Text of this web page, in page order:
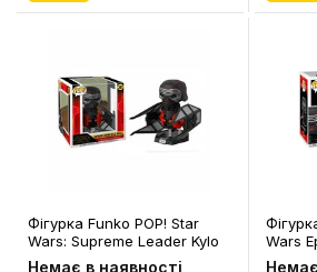
Фігурка Funko POP! Star
Wars: Supreme Leader Kylo
Ren (In the Whisper), (39914)
Немає в наявності
Wars